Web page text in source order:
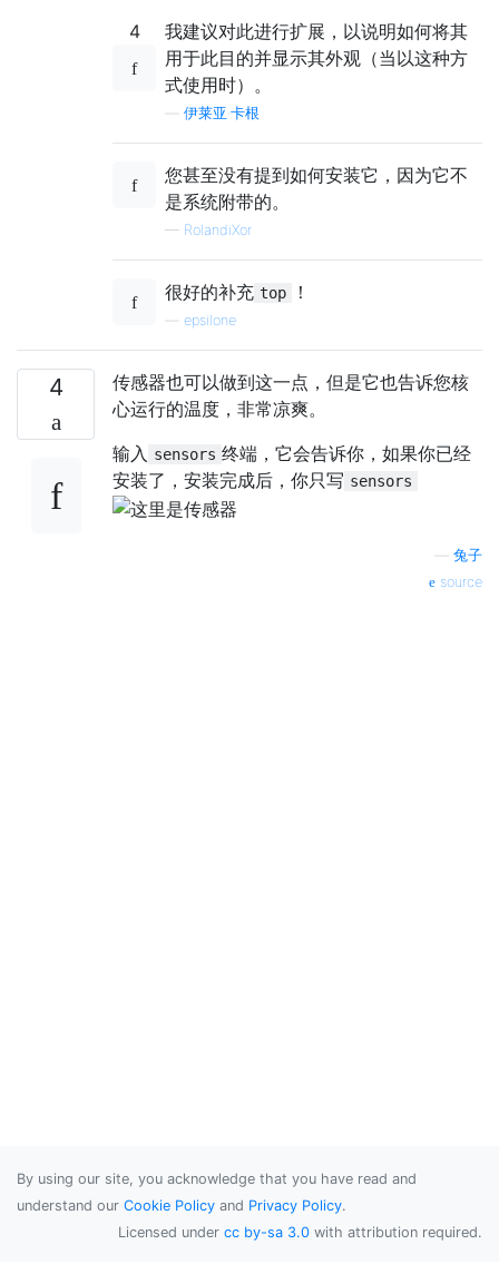
4
我建议对此进行扩展，以说明如何将其
用于此目的并显示其外观（当以这种方
式使用时）。
伊莱亚·卡根
您甚至没有提到如何安装它，因为它不
是系统附带的。
— RolandiXor
很好的补充 top ！
epsilone
4
传感器也可以做到这一点，但是它也告诉您核
心运行的温度，非常凉爽。
输入 sensors 终端，它会告诉你，如果你已经
安装了，安装完成后，你只写 sensors
兔子
source
By using our site, you acknowledge that you have read and
understand our Cookie Policy and Privacy Policy.
Licensed under cc by-sa 3.0 with attribution required.